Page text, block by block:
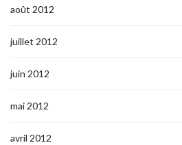
août 2012
juillet 2012
juin 2012
mai 2012
avril 2012